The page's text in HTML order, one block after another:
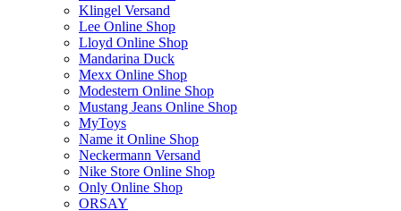
Klingel Versand
Lee Online Shop
Lloyd Online Shop
Mandarina Duck
Mexx Online Shop
Modestern Online Shop
Mustang Jeans Online Shop
MyToys
Name it Online Shop
Neckermann Versand
Nike Store Online Shop
Only Online Shop
ORSAY